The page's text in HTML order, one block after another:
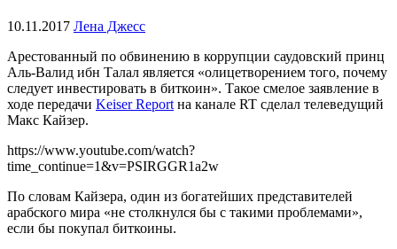
10.11.2017 Лена Джесс
Арестованный по обвинению в коррупции саудовский принц
Аль-Валид ибн Талал является «олицетворением того, почему
следует инвестировать в биткоин». Такое смелое заявление в
ходе передачи Keiser Report на канале RT сделал телеведущий
Макс Кайзер.
https://www.youtube.com/watch?
time_continue=1&v=PSIRGGR1a2w
По словам Кайзера, один из богатейших представителей
арабского мира «не столкнулся бы с такими проблемами»,
если бы покупал биткоины.